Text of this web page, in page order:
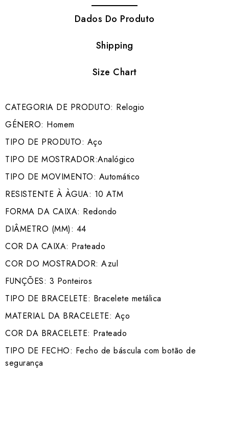
Dados Do Produto
Shipping
Size Chart
CATEGORIA DE PRODUTO: Relogio
GÉNERO: Homem
TIPO DE PRODUTO: Aço
TIPO DE MOSTRADOR:Analógico
TIPO DE MOVIMENTO: Automático
RESISTENTE À ÀGUA: 10 ATM
FORMA DA CAIXA: Redondo
DIÂMETRO (MM): 44
COR DA CAIXA: Prateado
COR DO MOSTRADOR: Azul
FUNÇÕES: 3 Ponteiros
TIPO DE BRACELETE: Bracelete metálica
MATERIAL DA BRACELETE: Aço
COR DA BRACELETE: Prateado
TIPO DE FECHO: Fecho de báscula com botão de
segurança